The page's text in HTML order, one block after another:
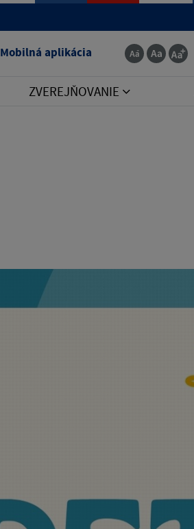
Mobilná aplikácia
ZVEREJŇOVANIE